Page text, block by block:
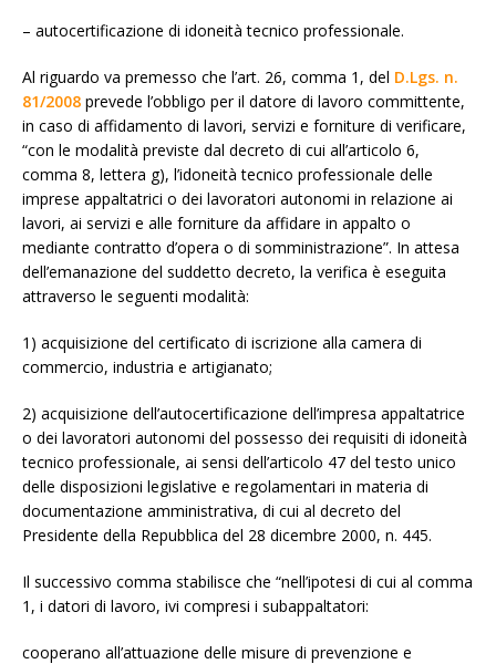
– autocertificazione di idoneità tecnico professionale.
Al riguardo va premesso che l’art. 26, comma 1, del D.Lgs. n.
81/2008 prevede l’obbligo per il datore di lavoro committente,
in caso di affidamento di lavori, servizi e forniture di verificare,
“con le modalità previste dal decreto di cui all’articolo 6,
comma 8, lettera g), l’idoneità tecnico professionale delle
imprese appaltatrici o dei lavoratori autonomi in relazione ai
lavori, ai servizi e alle forniture da affidare in appalto o
mediante contratto d’opera o di somministrazione”. In attesa
dell’emanazione del suddetto decreto, la verifica è eseguita
attraverso le seguenti modalità:
1) acquisizione del certificato di iscrizione alla camera di
commercio, industria e artigianato;
2) acquisizione dell’autocertificazione dell’impresa appaltatrice
o dei lavoratori autonomi del possesso dei requisiti di idoneità
tecnico professionale, ai sensi dell’articolo 47 del testo unico
delle disposizioni legislative e regolamentari in materia di
documentazione amministrativa, di cui al decreto del
Presidente della Repubblica del 28 dicembre 2000, n. 445.
Il successivo comma stabilisce che “nell’ipotesi di cui al comma
1, i datori di lavoro, ivi compresi i subappaltatori:
cooperano all’attuazione delle misure di prevenzione e